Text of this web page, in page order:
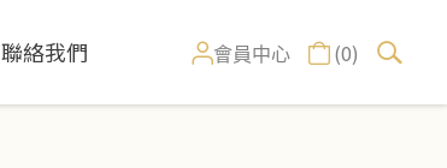
聯絡我們 會員中心 (0)